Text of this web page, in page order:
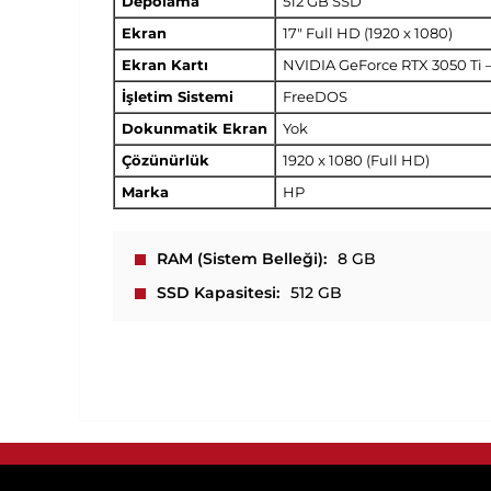
Ekran
17" Full HD (1920 x 1080)
Ekran Kartı
NVIDIA GeForce RTX 3050 Ti
İşletim Sistemi
FreeDOS
Dokunmatik Ekran
Yok
Çözünürlük
1920 x 1080 (Full HD)
Marka
HP
RAM (Sistem Belleği)
8 GB
SSD Kapasitesi
512 GB